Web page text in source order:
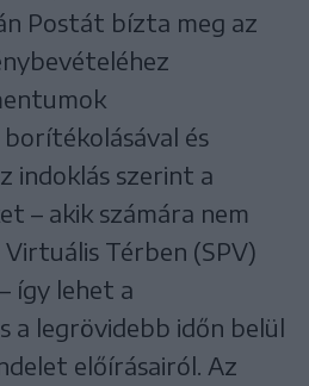
Postát bízta meg az
és
indoklás szerint a
– akik számára nem
Térben (SPV)
így lehet a
a legrövidebb időn belül
előírásairól. Az